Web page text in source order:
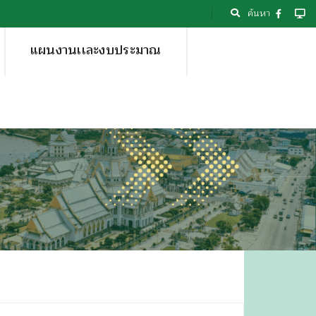
ค้นหา
แผนงานเเละงบประมาณ